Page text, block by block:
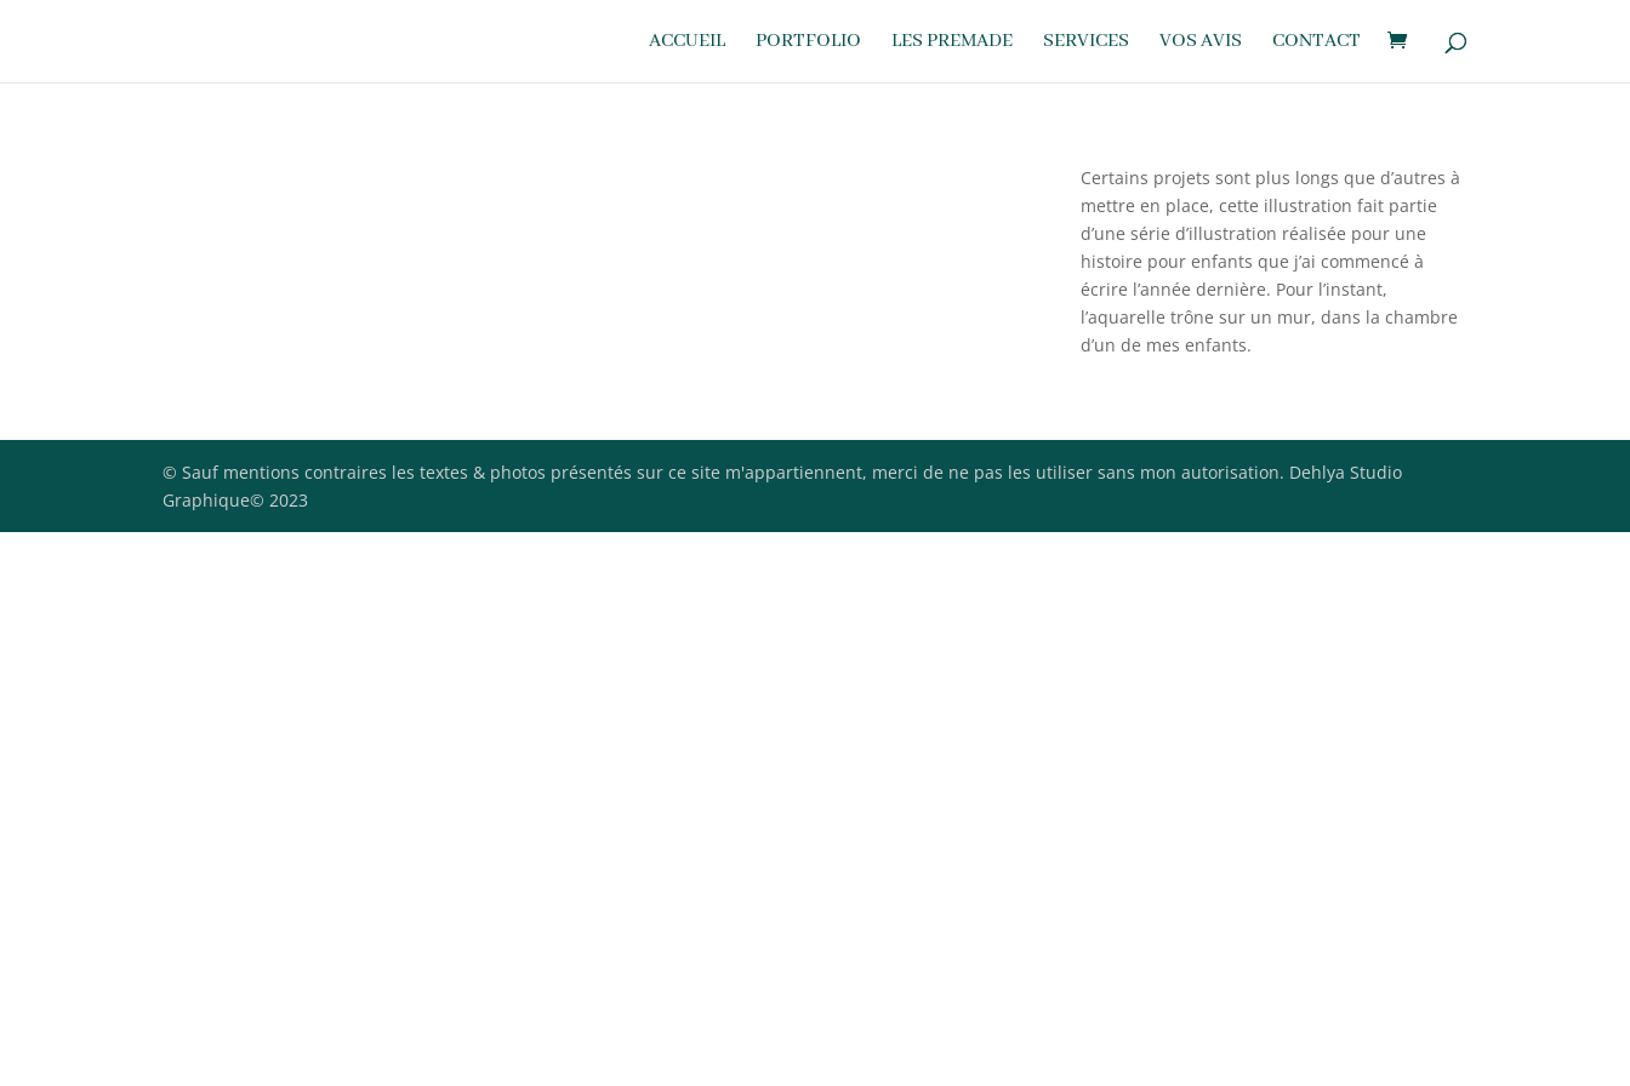
ACCUEIL PORTFOLIO LES PREMADE SERVICES VOS AVIS CONTACT
Certains projets sont plus longs que d’autres à
mettre en place, cette illustration fait partie
d’une série d’illustration réalisée pour une
histoire pour enfants que j’ai commencé à
écrire l’année dernière. Pour l’instant,
l’aquarelle trône sur un mur, dans la chambre
d’un de mes enfants.
© Sauf mentions contraires les textes & photos présentés sur ce site m'appartiennent, merci de ne pas les utiliser sans mon autorisation. Dehlya Studio
Graphique© 2023